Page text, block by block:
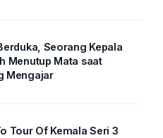
Kepala
Menutup Mata saat
Mengajar
Tour Of Kemala Seri 3